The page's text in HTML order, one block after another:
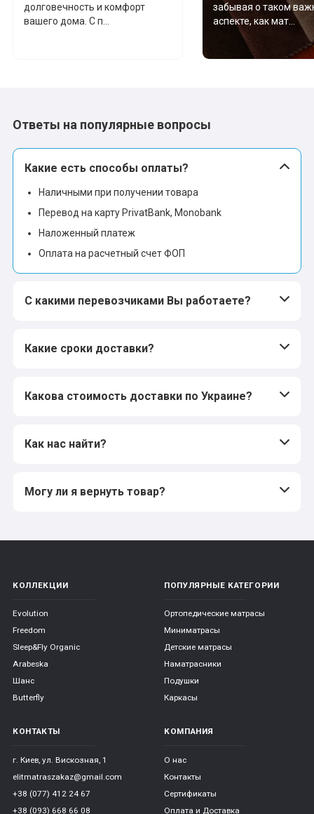
долговечность и комфорт
вашего дома. С п...
забывая о таком
аспекте, как мат...
Ответы на популярные вопросы
Какие есть способы оплаты?
Наличными при получении товара
Перевод на карту PrivatBank, Monobank
Наложенный платеж
Оплата на расчетный счет ФОП
С какими перевозчиками Вы работаете?
Какие сроки доставки?
Какова стоимость доставки по Украине?
Как нас найти?
Могу ли я вернуть товар?
КОЛЛЕКЦИИ
Evolution
Freedom
Sleep&Fly Organic
Arabeska
Шанс
Butterfly
ПОПУЛЯРНЫЕ КАТЕГОРИИ
Ортопедические матрасы
Миниматрасы
Детские матрасы
Наматрасники
Подушки
Каркасы
КОНТАКТЫ
г. Киев, ул. Вискозная, 1
elitmatraszakaz@gmail.com
+38 (077) 412 24 67
+38 (093) 668 66 08
КОМПАНИЯ
О нас
Контакты
Сертификаты
Оплата и Доставка